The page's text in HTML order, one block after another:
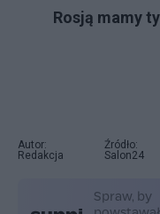
Rosją mamy
Autor:
Redakcja
Źródło:
Salon24